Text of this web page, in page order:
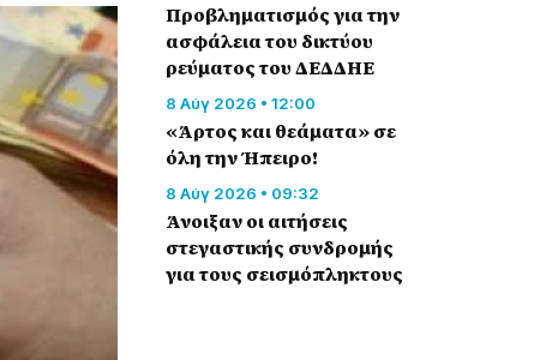
Προβληματισμός για την
ασφάλεια του δικτύου
ρεύματος του ΔΕΔΔΗΕ
8 Αύγ 2026 • 12:00
«Άρτος και θεάματα» σε
όλη την Ήπειρο!
8 Αύγ 2026 • 09:32
Άνοιξαν οι αιτήσεις
στεγαστικής συνδρομής
για τους σεισμόπληκτους